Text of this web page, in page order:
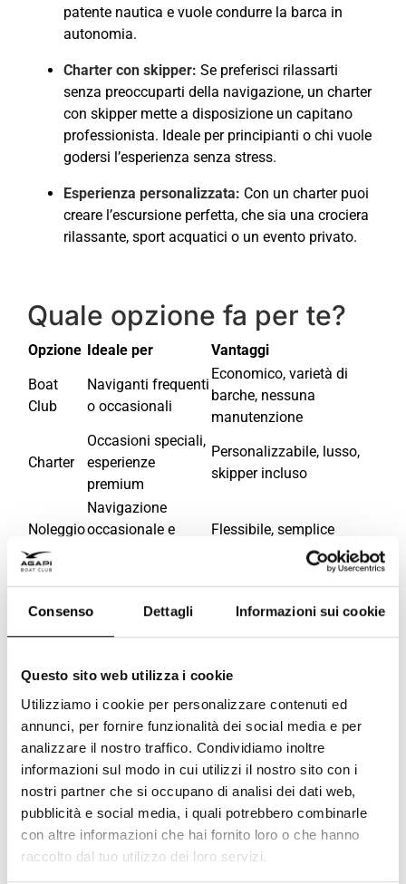
Consenso Dettagli Informazioni sui cookie
Questo sito web utilizza i cookie
Utilizziamo i cookie per personalizzare contenuti ed
annunci, per fornire funzionalità dei social media e per
analizzare il nostro traffico. Condividiamo inoltre
informazioni sul modo in cui utilizzi il nostro sito con i
nostri partner che si occupano di analisi dei dati web,
pubblicità e social media, i quali potrebbero combinarle
con altre informazioni che hai fornito loro o che hanno
raccolto dal tuo utilizzo dei loro servizi.
patente nautica e vuole condurre la barca in
autonomia.
Charter con skipper: Se preferisci rilassarti
senza preoccuparti della navigazione, un charter
con skipper mette a disposizione un capitano
professionista. Ideale per principianti o chi vuole
godersi l’esperienza senza stress.
Esperienza personalizzata: Con un charter puoi
creare l’escursione perfetta, che sia una crociera
rilassante, sport acquatici o un evento privato.
Quale opzione fa per te?
Opzione Ideale per
Vantaggi
Boat
Club
Naviganti frequenti
o occasionali
Economico, varietà di
barche, nessuna
manutenzione
Charter
Occasioni speciali,
esperienze
premium
Personalizzabile, lusso,
skipper incluso
Noleggio
Navigazione
occasionale e
Flessibile, semplice
Perché scegliere Agapi
Boat Club Maiorca?
Agapi offre soluzioni per ogni esigenza, dal noleggio al
charter, dagli abbonamenti fino alla proprietà
condivisa. Per chi vuole il meglio di entrambi i mondi—
flessibilità e accesso senza problemi—Agapi Boat Club
Maiorca è la scelta ideale. Offre ai membri accesso a
una flotta di barche premium sempre ben mantenute,
senza le responsabilità della proprietà.